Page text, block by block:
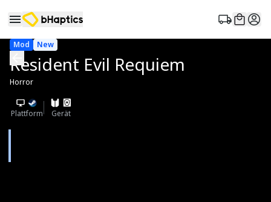
Mod New
Resident Evil Requiem
Horror
Plattform Gerät